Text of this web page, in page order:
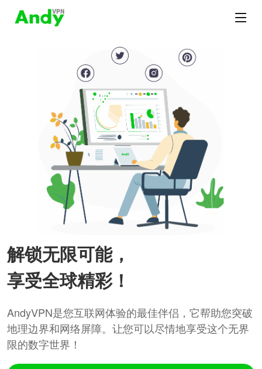
解锁无限可能，
享受全球精彩！
AndyVPN是您互联网体验的最佳伴侣，它帮助您突破
地理边界和网络屏障。让您可以尽情地享受这个无界
限的数字世界！